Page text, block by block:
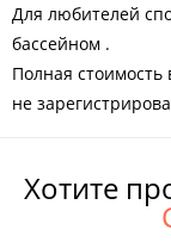
Для любителей
бассейном .
Полная
не
Хотите